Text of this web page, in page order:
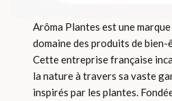
Arôma Plantes est une
domaine des produits de
Cette entreprise française
la nature à travers sa vaste
inspirés par les plantes.